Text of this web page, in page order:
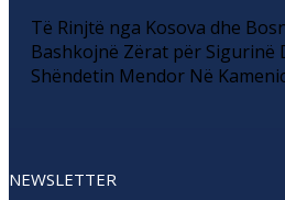
Të Rinjtë nga Kosova dhe
Bashkojnë Zërat për Sigurinë
Shëndetin Mendor Në
NEWSLETTER